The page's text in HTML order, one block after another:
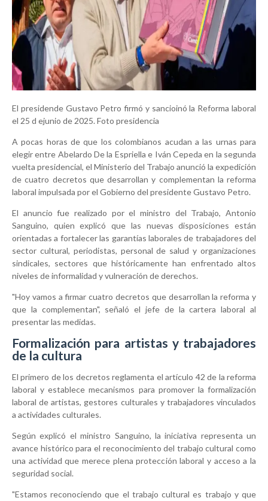
El presidende Gustavo Petro firmó y sancioinó la Reforma laboral
el 25 d ejunio de 2025. Foto presidencia
A pocas horas de que los colombianos acudan a las urnas para
elegir entre Abelardo De la Espriella e Iván Cepeda en la segunda
vuelta presidencial, el Ministerio del Trabajo anunció la expedición
de cuatro decretos que desarrollan y complementan la reforma
laboral impulsada por el Gobierno del presidente Gustavo Petro.
El anuncio fue realizado por el ministro del Trabajo, Antonio
Sanguino, quien explicó que las nuevas disposiciones están
orientadas a fortalecer las garantías laborales de trabajadores del
sector cultural, periodistas, personal de salud y organizaciones
sindicales, sectores que históricamente han enfrentado altos
niveles de informalidad y vulneración de derechos.
"Hoy vamos a firmar cuatro decretos que desarrollan la reforma y
que la complementan", señaló el jefe de la cartera laboral al
presentar las medidas.
Formalización para artistas y trabajadores
de la cultura
El primero de los decretos reglamenta el artículo 42 de la reforma
laboral y establece mecanismos para promover la formalización
laboral de artistas, gestores culturales y trabajadores vinculados
a actividades culturales.
Según explicó el ministro Sanguino, la iniciativa representa un
avance histórico para el reconocimiento del trabajo cultural como
una actividad que merece plena protección laboral y acceso a la
seguridad social.
"Estamos reconociendo que el trabajo cultural es trabajo y que